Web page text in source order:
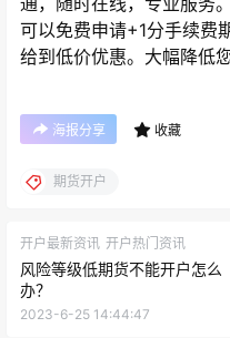
可以免费申请+1分手续费
给到低价优惠。大幅降低
海报分享 收藏
期货开户
开户最新资讯 开户热门资讯
风险等级低期货不能开户怎么
办？
2023-6-25 14:44:47